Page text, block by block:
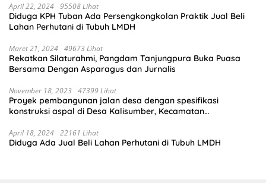
April 22, 2024 95508 Lihat
Diduga KPH Tuban Ada Persengkongkolan Praktik Jual Beli
Lahan Perhutani di Tubuh LMDH
Maret 21, 2024 49673 Lihat
Rekatkan Silaturahmi, Pangdam Tanjungpura Buka Puasa
Bersama Dengan Asparagus dan Jurnalis
November 18, 2023 47399 Lihat
Proyek pembangunan jalan desa dengan spesifikasi
konstruksi aspal di Desa Kalisumber, Kecamatan
sudah selesai di tahun 2023
April 18, 2024 22161 Lihat
Diduga Ada Jual Beli Lahan Perhutani di Tubuh LMDH